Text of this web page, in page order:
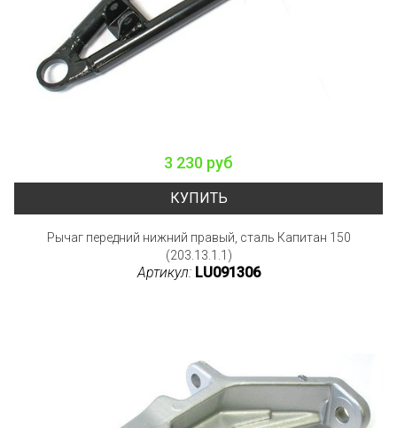
3 230 руб
КУПИТЬ
Рычаг передний нижний правый, сталь Капитан 150
(203.13.1.1)
Артикул: LU091306